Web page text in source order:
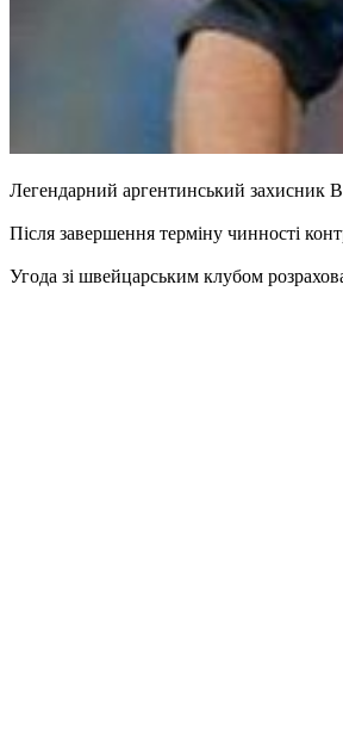
Легендарний аргентинський захисник
Після завершення терміну чинності
Угода зі швейцарським клубом